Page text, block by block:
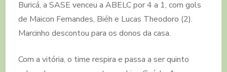
Buricá, a SASE venceu a ABELC por 4 a 1, com gols
de Maicon Fernandes, Biéh e Lucas Theodoro (2).
Marcinho descontou para os donos da casa.
Com a vitória, o time respira e passa a ser quinto